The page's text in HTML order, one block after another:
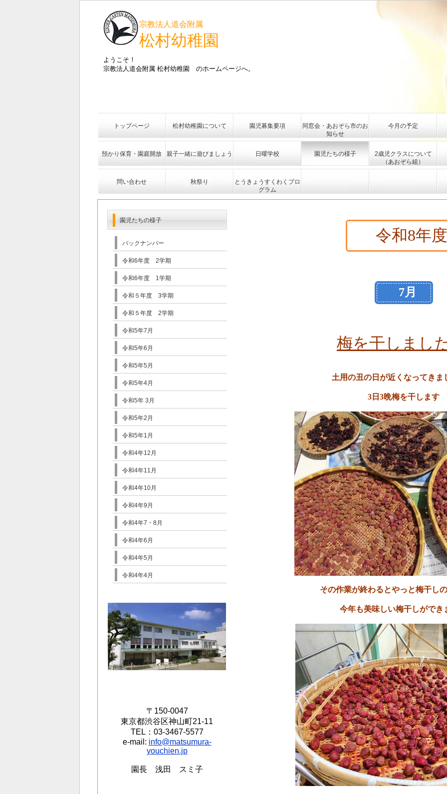
宗教法人道会附属
松村幼稚園
ようこそ！
宗教法人道会附属 松村幼稚園 のホームページへ。
トップページ 松村幼稚園について 園児募集要項
同窓会・あおぞら市のお
知らせ
今月の予定
預かり保育・園庭開放 親子一緒に遊びましょう 日曜学校 園児たちの様子
2歳児クラスについて
（あおぞら組）
問い合わせ 秋祭り
とうきょうすくわくプロ
グラム
令和8年度
7月
梅を干しまし
土用の丑の日が近くなってきま
3日3晩梅を干します
その作業が終わるとやっと梅干し
今年も美味しい梅干しができ
園児たちの様子
バックナンバー
令和6年度 2学期
令和6年度 1学期
令和５年度 3学期
令和５年度 2学期
令和5年7月
令和5年6月
令和5年5月
令和5年4月
令和5年 3月
令和5年2月
令和5年1月
令和4年12月
令和4年11月
令和4年10月
令和4年9月
令和4年7・8月
令和4年6月
令和4年5月
令和4年4月
〒150-0047
東京都渋谷区神山町21-11
TEL：03-3467-5577
e-mail: info@matsumura-
youchien.jp
園長 浅田 スミ子